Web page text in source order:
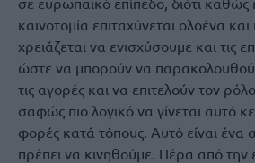
καινοτομία επιταχύνεται ολοένα
χρειάζεται να ενισχύσουμε και τις
ώστε να μπορούν να
τις αγορές και να επιτελούν τον
σαφώς πιο λογικό να γίνεται αυτό
φορές κατά τόπους. Αυτό είναι ένα
πρέπει να κινηθούμε. Πέρα από την